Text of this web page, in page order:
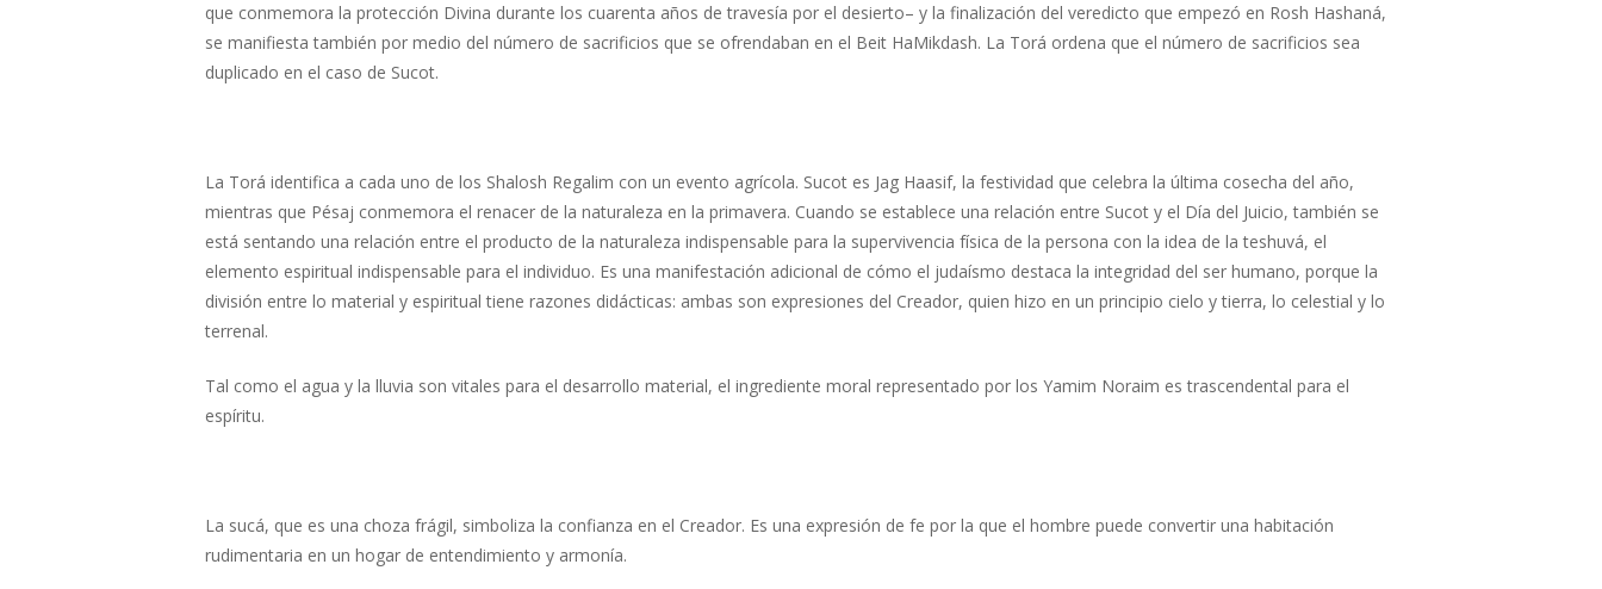
que conmemora la protección Divina durante los cuarenta años de travesía por el desierto– y la finalización del veredicto que empezó en Rosh Hashaná,
se manifiesta también por medio del número de sacrificios que se ofrendaban en el Beit HaMikdash. La Torá ordena que el número de sacrificios sea
duplicado en el caso de Sucot.
La Torá identifica a cada uno de los Shalosh Regalim con un evento agrícola. Sucot es Jag Haasif, la festividad que celebra la última cosecha del año,
mientras que Pésaj conmemora el renacer de la naturaleza en la primavera. Cuando se establece una relación entre Sucot y el Día del Juicio, también se
está sentando una relación entre el producto de la naturaleza indispensable para la supervivencia física de la persona con la idea de la teshuvá, el
elemento espiritual indispensable para el individuo. Es una manifestación adicional de cómo el judaísmo destaca la integridad del ser humano, porque la
división entre lo material y espiritual tiene razones didácticas: ambas son expresiones del Creador, quien hizo en un principio cielo y tierra, lo celestial y lo
terrenal.
Tal como el agua y la lluvia son vitales para el desarrollo material, el ingrediente moral representado por los Yamim Noraim es trascendental para el
espíritu.
La sucá, que es una choza frágil, simboliza la confianza en el Creador. Es una expresión de fe por la que el hombre puede convertir una habitación
rudimentaria en un hogar de entendimiento y armonía.